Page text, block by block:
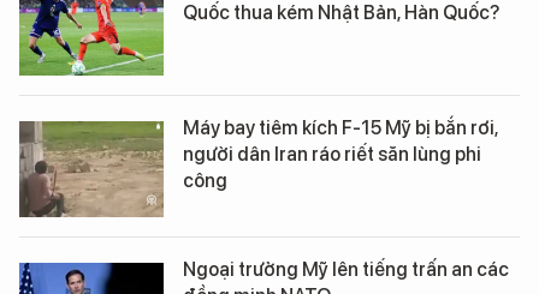
Quốc thua kém Nhật Bản, Hàn Quốc?
Máy bay tiêm kích F-15 Mỹ bị bắn rơi,
người dân Iran ráo riết săn lùng phi
công
Ngoại trưởng Mỹ lên tiếng trấn an các